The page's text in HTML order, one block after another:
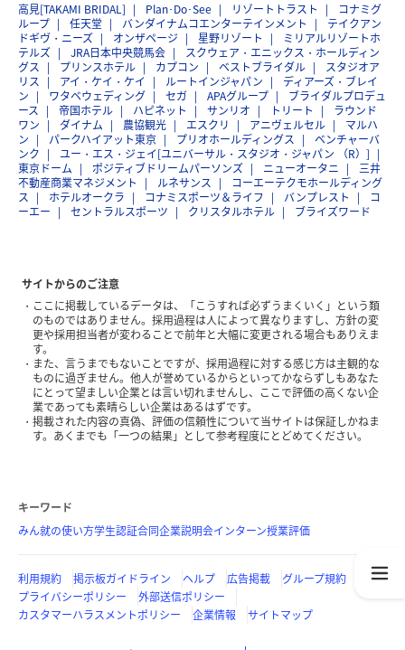
高見[TAKAMI BRIDAL] Plan･Do･See リゾートトラスト
コナミグ
ループ
任天堂 バンダイナムコエンターテインメント
テイクアン
ドギヴ・ニーズ
オンザページ 星野リゾート
ミリアルリゾートホ
テルズ
JRA日本中央競馬会
スクウェア・エニックス・ホールディン
グス
プリンスホテル カプコン ベストブライダル
スタジオア
リス
アイ・ケイ・ケイ ルートインジャパン
ディアーズ・ブレイ
ン
ワタベウェディング セガ APAグループ
ブライダルプロデュ
ース
帝国ホテル ハピネット サンリオ トリート
ラウンド
ワン
ダイナム 農協観光 エスクリ アニヴェルセル
マルハ
ン
パークハイアット東京 プリオホールディングス
ベンチャーバ
ンク
ユー・エス・ジェイ[ユニバーサル・スタジオ・ジャパン （R）]
東京ドーム
ポジティブドリームパーソンズ ニューオータニ
三井
不動産商業マネジメント
ルネサンス
コーエーテクモホールディング
ス
ホテルオークラ コナミスポーツ＆ライフ バンプレスト
コ
ーエー
セントラルスポーツ クリスタルホテル ブライズワード
サイトからのご注意
ここに掲載しているデータは、「こうすれば必ずうまくいく」という類
のものではありません。採用過程は人によって異なりますし、方針の変
更や採用担当者が変わることで前年と大幅に変更される場合もありえま
す。
また、言うまでもないことですが、採用過程に対する感じ方は主観的な
ものに過ぎません。他人が誉めているからといってかならずしもあなた
にとって望ましい企業とは言い切れませんし、ここで評価の高くない企
業であっても素晴らしい企業はあるはずです。
掲載された内容の真偽、評価の信頼性について当サイトは保証しかねま
す。あくまでも「一つの結果」として参考程度にとどめてください。
キーワード
みん就の使い方学生認証合同企業説明会インターン授業評価
利用規約 掲示板ガイドライン ヘルプ 広告掲載
グループ規約
プライバシーポリシー
外部送信ポリシー
カスタマーハラスメントポリシー
企業情報 サイトマップ